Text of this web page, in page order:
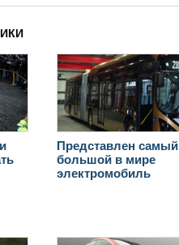
Представлен самый
большой в мире
электромобиль